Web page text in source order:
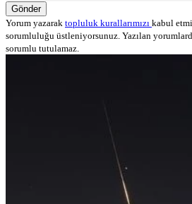
Gönder
Yorum yazarak topluluk kurallarımızı kabul
sorumluluğu üstleniyorsunuz. Yazılan
sorumlu tutulamaz.